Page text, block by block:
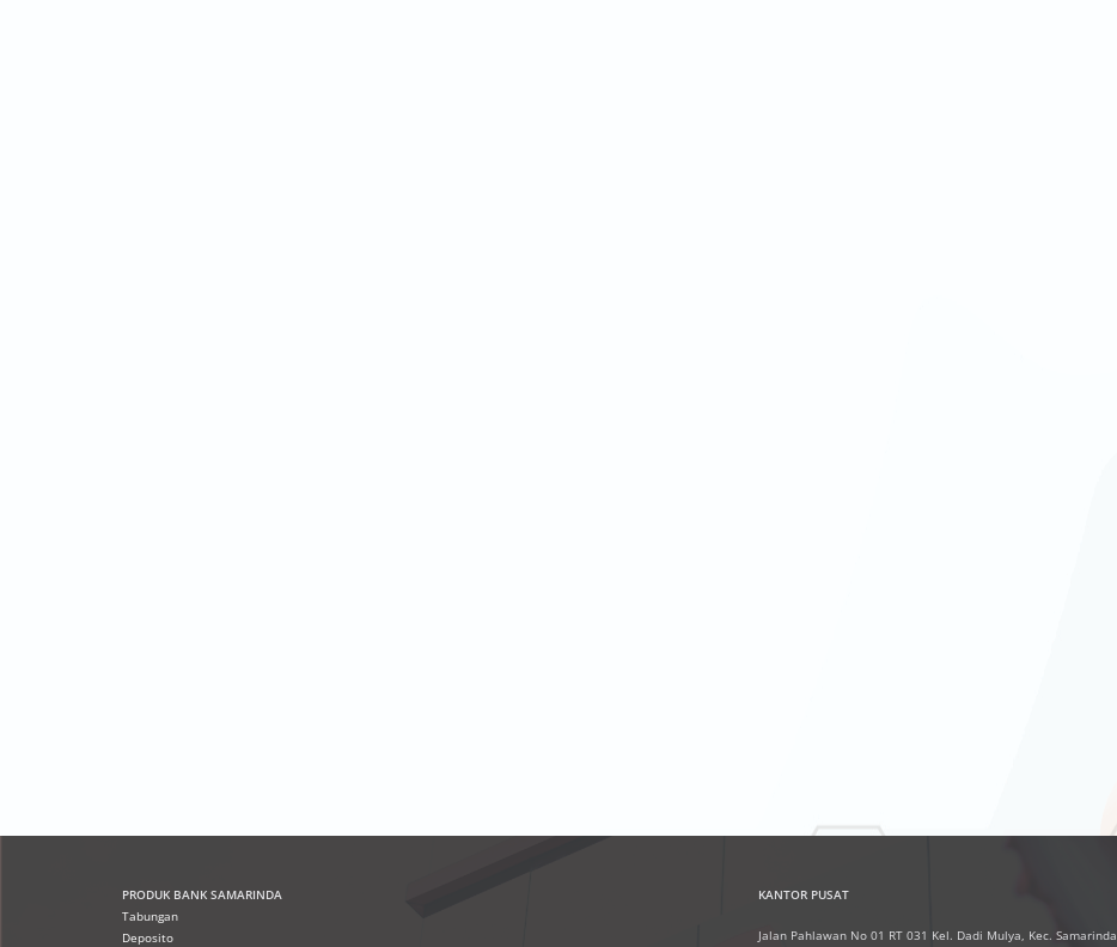
PRODUK BANK SAMARINDA
Tabungan
Deposito
KANTOR PUSAT
Jalan Pahlawan No 01 RT 031 Kel. Dadi Mulya, Kec. Samarinda